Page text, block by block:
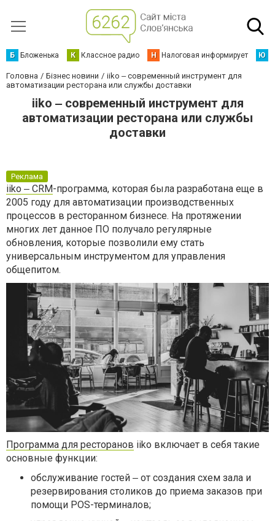
Б Бложенька К Классное радио Н Налоговая информирует Ю
Головна Бізнес новини
iiko ‒ современный инструмент для
автоматизации ресторана или службы доставки
iiko ‒ современный инструмент для
автоматизации ресторана или службы
доставки
Реклама
iiko ‒ CRM-программа, которая была разработана еще в
2005 году для автоматизации производственных
процессов в ресторанном бизнесе. На протяжении
многих лет данное ПО получало регулярные
обновления, которые позволили ему стать
универсальным инструментом для управления
общепитом.
Программа для ресторанов iiko включает в себя такие
основные функции:
обслуживание гостей ‒ от создания схем зала и
резервирования столиков до приема заказов при
помощи POS-терминалов;